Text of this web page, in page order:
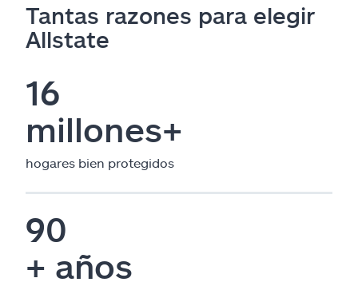
Tantas razones para elegir
Allstate
16
millones+
hogares bien protegidos
90
+ años